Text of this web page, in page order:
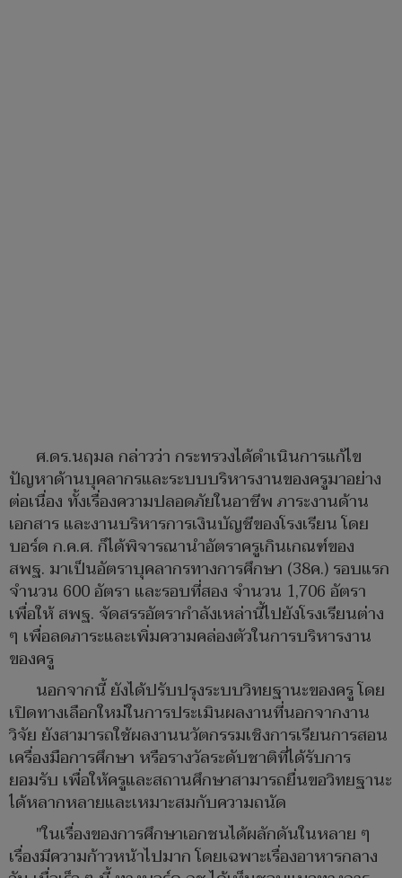
ศ.ดร.นฤมล กล่าวว่า กระทรวงได้ดำเนินการแก้ไข
ปัญหาด้านบุคลากรและระบบบริหารงานของครูมาอย่าง
ต่อเนื่อง ทั้งเรื่องความปลอดภัยในอาชีพ ภาระงานด้าน
เอกสาร และงานบริหารการเงินบัญชีของโรงเรียน โดย
บอร์ด ก.ค.ศ. ก็ได้พิจารณานำอัตราครูเกินเกณฑ์ของ
สพฐ. มาเป็นอัตราบุคลากรทางการศึกษา (38ค.) รอบแรก
จำนวน 600 อัตรา และรอบที่สอง จำนวน 1,706 อัตรา
เพื่อให้ สพฐ. จัดสรรอัตรากำลังเหล่านี้ไปยังโรงเรียนต่าง
ๆ เพื่อลดภาระและเพิ่มความคล่องตัวในการบริหารงาน
ของครู
นอกจากนี้ ยังได้ปรับปรุงระบบวิทยฐานะของครู โดย
เปิดทางเลือกใหม่ในการประเมินผลงานที่นอกจากงาน
วิจัย ยังสามารถใช้ผลงานนวัตกรรมเชิงการเรียนการสอน
เครื่องมือการศึกษา หรือรางวัลระดับชาติที่ได้รับการ
ยอมรับ เพื่อให้ครูและสถานศึกษาสามารถยื่นขอวิทยฐานะ
ได้หลากหลายและเหมาะสมกับความถนัด
"ในเรื่องของการศึกษาเอกชนได้ผลักดันในหลาย ๆ
เรื่องมีความก้าวหน้าไปมาก โดยเฉพาะเรื่องอาหารกลาง